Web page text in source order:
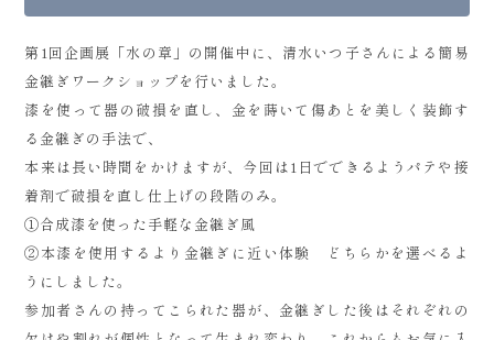
第1回企画展「水の章」の開催中に、清水いつ子さんによる簡易
金継ぎワークショップを行いました。
漆を使って器の破損を直し、金を蒔いて傷あとを美しく装飾す
る金継ぎの手法で、
本来は長い時間をかけますが、今回は1日でできるようパテや接
着剤で破損を直し仕上げの段階のみ。
①合成漆を使った手軽な金継ぎ風
②本漆を使用するより金継ぎに近い体験 どちらかを選べるよ
うにしました。
参加者さんの持ってこられた器が、金継ぎした後はそれぞれの